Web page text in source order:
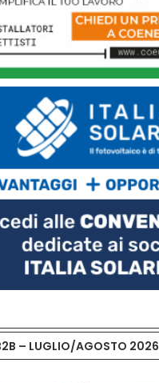
– LUGLIO/AGOSTO 2026